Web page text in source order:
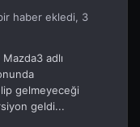
haber ekledi, 3
adlı
gelmeyeceği
geldi...